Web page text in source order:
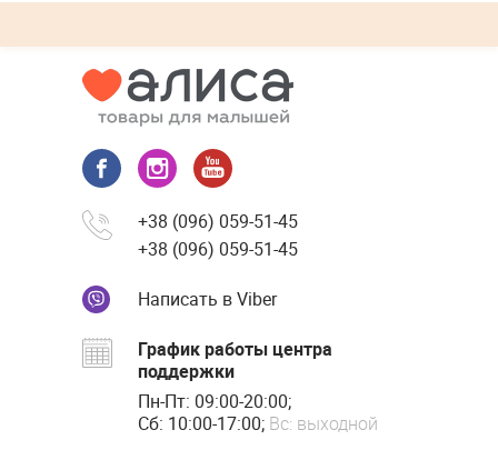
+38 (096) 059-51-45
+38 (096) 059-51-45
Написать в Viber
График работы центра
поддержки
Пн-Пт: 09:00-20:00;
Сб: 10:00-17:00; Вс: выходной